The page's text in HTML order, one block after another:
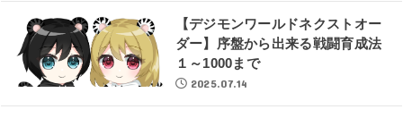
【デジモンワールドネクストオー
ダー】序盤から出来る戦闘育成法
１～1000まで
2025.07.14